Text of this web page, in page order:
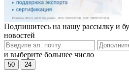
Подпишитесь на нашу рассылку и
новостей
и выберите большее число
50 24